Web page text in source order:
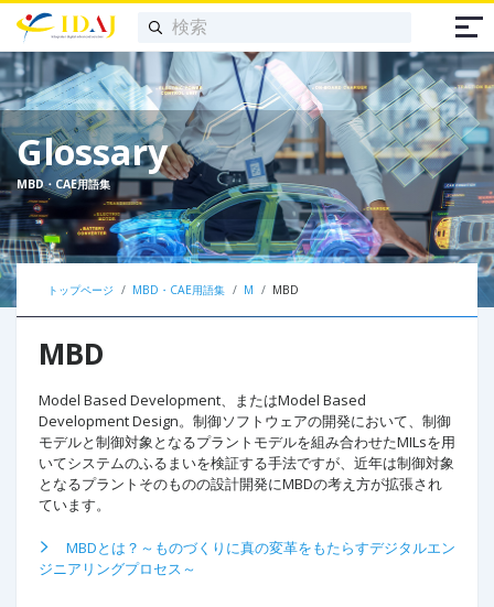
Glossary
MBD・CAE用語集
トップページ MBD・CAE用語集 M MBD
MBD
Model Based Development、またはModel Based
Development Design。制御ソフトウェアの開発において、制御
モデルと制御対象となるプラントモデルを組み合わせたMILsを用
いてシステムのふるまいを検証する手法ですが、近年は制御対象
となるプラントそのものの設計開発にMBDの考え方が拡張され
ています。
MBDとは？～ものづくりに真の変革をもたらすデジタルエン
ジニアリングプロセス～